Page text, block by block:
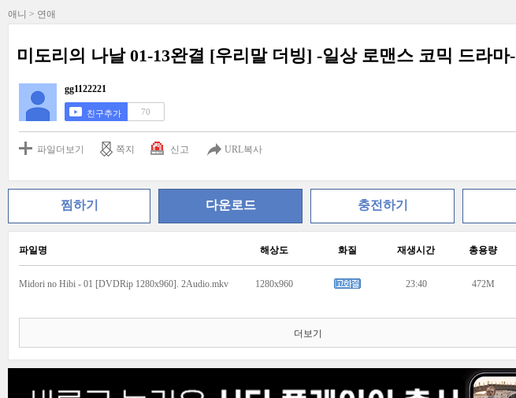
애니 > 연애
미도리의 나날 01-13완결 [우리말 더빙] -일상 로맨스 코믹 드라마-
gg1122221
친구추가 70
파일더보기 쪽지 신고 URL복사
찜하기 다운로드 충전하기
파일명 해상도 화질 재생시간 총용량
Midori no Hibi - 01 [DVDRip 1280x960]. 2Audio.mkv 1280x960 23:40 472M
더보기